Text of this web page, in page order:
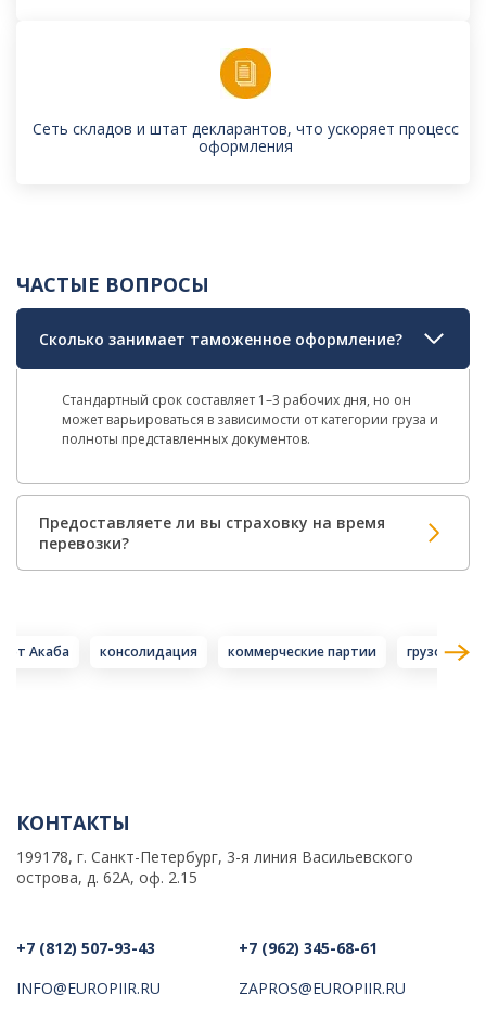
Сеть складов и штат декларантов, что ускоряет процесс
оформления
ЧАСТЫЕ ВОПРОСЫ
Сколько занимает таможенное оформление?
Стандартный срок составляет 1–3 рабочих дня, но он
может варьироваться в зависимости от категории груза и
полноты представленных документов.
Предоставляете ли вы страховку на время
перевозки?
Акаба консолидация коммерческие партии грузопоток
КОНТАКТЫ
199178, г. Санкт-Петербург, 3-я линия Васильевского
острова, д. 62А, оф. 2.15
+7 (812) 507-93-43
INFO@EUROPIIR.RU
+7 (962) 345-68-61
ZAPROS@EUROPIIR.RU